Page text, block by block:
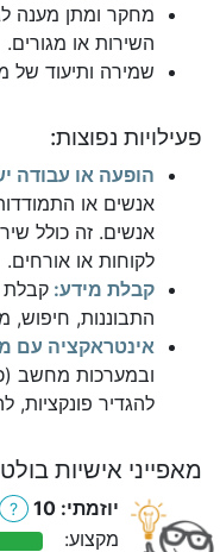
מחקר ומתן מענה
השירות או מגורים.
שמירה ותיעוד של
פעילויות נפוצות:
הופעה או עבודה
אנשים או
אנשים. זה כולל
לקוחות או אורחים.
קבלת מידע: קבלת
התבוננות, חיפוש,
אינטראקציה עם
ובמערכות מחשב
להגדיר פונקציות,
מאפייני אישיות
יוזמתי: 10 ?
מקצוע: